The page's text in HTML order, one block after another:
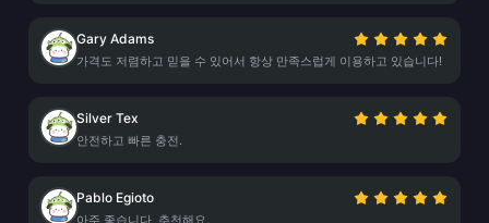
Gary Adams
가격도 저렴하고 믿을 수 있어서 항상 만족스럽게 이용하고 있습니다!
Silver Tex
안전하고 빠른 충전.
Pablo Egioto
아주 좋습니다, 추천해요.